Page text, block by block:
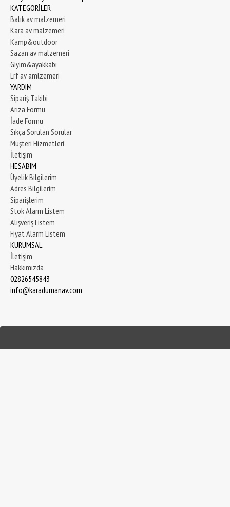
KATEGORİLER
Balık av malzemeri
Kara av malzemeri
Kamp&outdoor
Sazan av malzemeri
Giyim&ayakkabı
Lrf av amlzemeri
YARDIM
Sipariş Takibi
Arıza Formu
İade Formu
Sıkça Sorulan Sorular
Müşteri Hizmetleri
İletişim
HESABIM
Üyelik Bilgilerim
Adres Bilgilerim
Siparişlerim
Stok Alarm Listem
Alışveriş Listem
Fiyat Alarm Listem
KURUMSAL
İletişim
Hakkımızda
02826545843
info@karadumanav.com